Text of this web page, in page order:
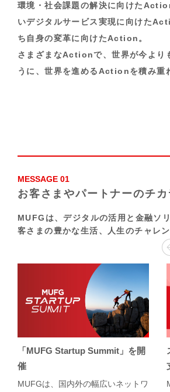
環境・社会課題の解決に向けた
いデジタルサービス実現に向けた
ち自身の変革に向けたAction。
さまざまなActionで、世界が今より
うに、世界を進めるActionを積み重
MESSAGE 01
お客さまやパートナーのチカ
MUFGは、デジタルの活用と金融ソ
客さまの豊かな生活、人生のチャレ
「MUFG Startup Summit」を開
催
MUFGは、国内外の幅広いネットワ